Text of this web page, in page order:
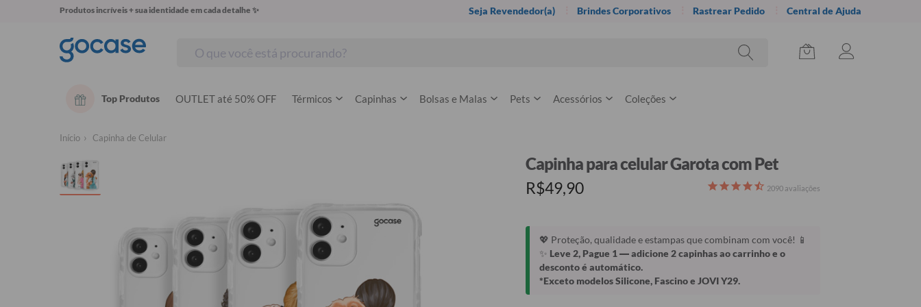
Produtos incríveis + sua identidade em cada detalhe ✨ Seja Revendedor(a) Brindes Corporativos Rastrear Pedido Central de Ajuda
Top Produtos OUTLET até 50% OFF Térmicos Capinhas Bolsas e Malas Pets Acessórios Coleções
Início Capinha de Celular
Capinha para celular Garota com Pet
R$49,90 2090 avaliações
💖 Proteção, qualidade e estampas que combinam com você! 📱
✨ Leve 2, Pague 1— adicione 2 capinhas ao carrinho e o
desconto é automático.
*Exceto modelos Silicone, Fascino e JOVI Y29.